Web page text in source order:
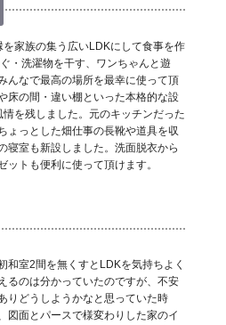
家族の集う広いLDKにして食事を作
・洗濯物を干す、ワンちゃんと遊
んなで最高の場所を最幸に使って頂
床の間・違い棚といった本格的な設
を残しました。元のキッチンだった
ょっとした畑仕事の長靴や道具を収
寝室も新設しました。洗面脱衣から
トも便利に使って頂けます。
和室2間を無くすとLDKを気持ちよく
るのは分かっていたのですが、不安
りどうしようかなと思っていた時
図面とパースで様変わりした家のイ